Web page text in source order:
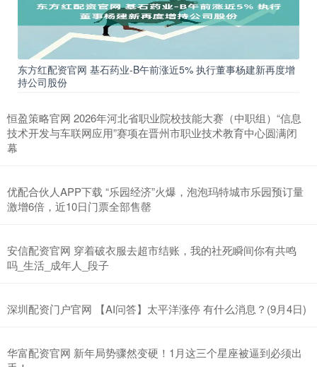
东方红配资官网 基石药业-B午前涨近5% 执行董事杨建新再度增
持公司股份
恒盈策略官网 2026年河北省职业院校技能大赛（中职组）“信息
技术开发与车联网应用”赛项在晋州市职业技术教育中心圆满闭
幕
优配合伙人APP下载 “乐园经济”火爆，泡泡玛特城市乐园预订量
激增6倍，近10日门票全部售罄
安信配资官网 穿着破衣服去超市结账，我的社死瞬间你有共鸣
吗_生活_成年人_段子
深圳配资门户官网 【AI问答】太平洋涨停 有什么消息？(9月4日)
华富配资官网 新年局势骤然变硬！1月这三个星座被逼到必须出